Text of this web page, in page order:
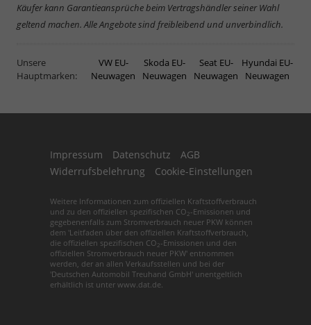
Käufer kann Garantieansprüche beim Vertragshändler seiner Wahl
geltend machen. Alle Angebote sind freibleibend und unverbindlich.
Unsere
Hauptmarken:
VW EU-
Neuwagen
Skoda EU-
Neuwagen
Seat EU-
Neuwagen
Hyundai EU-
Neuwagen
Impressum Datenschutz
AGB
Widerrufsbelehrung
Cookie-Einstellungen
Weitere Informationen zum offiziellen Kraftstoffverbrauch
und zu den offiziellen spezifischen CO2 -Emissionen und
gegebenenfalls zum Stromverbrauch neuer PKW können
dem 'Leitfaden über den offiziellen Kraftstoffverbrauch,
die offiziellen spezifischen CO2 -Emissionen und den
offiziellen Stromverbrauch neuer PKW' entnommen
werden, der an allen Verkaufsstellen und bei der
'Deutschen Automobil Treuhand GmbH' unentgeltlich
erhältlich ist unter www.dat.de.